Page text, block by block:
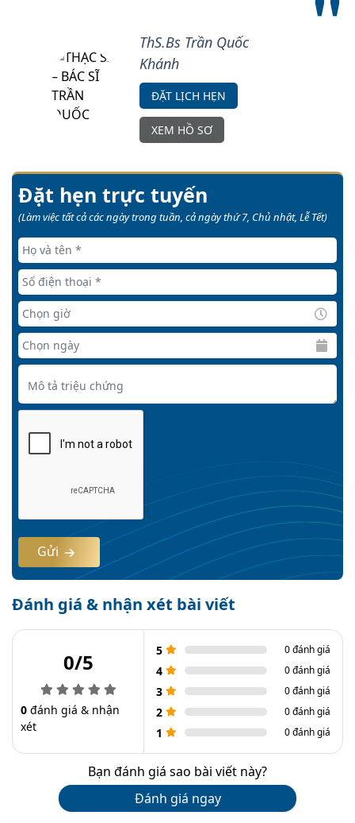
ThS.Bs Trần Quốc
Khánh
ĐẶT LỊCH HẸN
XEM HỒ SƠ
Đặt hẹn trực tuyến
(Làm việc tất cả các ngày trong tuần, cả ngày thứ 7, Chủ nhật, Lễ Tết)
Gửi
Đánh giá & nhận xét bài viết
0/5
0 đánh giá & nhận
xét
5 0 đánh giá
4 0 đánh giá
3 0 đánh giá
2 0 đánh giá
1 0 đánh giá
Bạn đánh giá sao bài viết này?
Đánh giá ngay